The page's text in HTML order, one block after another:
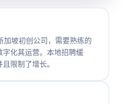
加坡初创公司，需要熟练的
字化其运营。本地招聘缓
限制了增长。